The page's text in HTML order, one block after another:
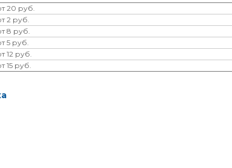
20 руб.
2 руб.
8 руб.
5 руб.
12 руб.
15 руб.